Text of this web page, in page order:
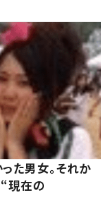
た男女。それか
現在の